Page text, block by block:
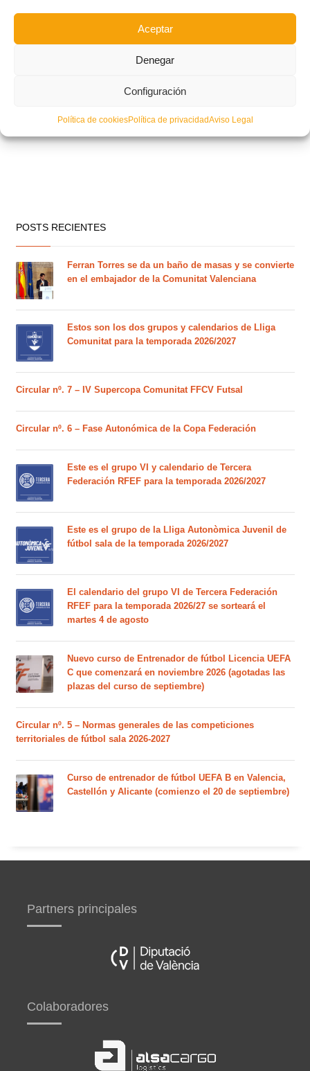
Aceptar
Denegar
Configuración
Política de cookiesPolítica de privacidadAviso Legal
POSTS RECIENTES
Ferran Torres se da un baño de masas y se convierte
en el embajador de la Comunitat Valenciana
Estos son los dos grupos y calendarios de Lliga
Comunitat para la temporada 2026/2027
Circular nº. 7 – IV Supercopa Comunitat FFCV Futsal
Circular nº. 6 – Fase Autonómica de la Copa Federación
Este es el grupo VI y calendario de Tercera
Federación RFEF para la temporada 2026/2027
Este es el grupo de la Lliga Autonòmica Juvenil de
fútbol sala de la temporada 2026/2027
El calendario del grupo VI de Tercera Federación
RFEF para la temporada 2026/27 se sorteará el
martes 4 de agosto
Nuevo curso de Entrenador de fútbol Licencia UEFA
C que comenzará en noviembre 2026 (agotadas las
plazas del curso de septiembre)
Circular nº. 5 – Normas generales de las competiciones
territoriales de fútbol sala 2026-2027
Curso de entrenador de fútbol UEFA B en Valencia,
Castellón y Alicante (comienzo el 20 de septiembre)
Partners principales
Colaboradores